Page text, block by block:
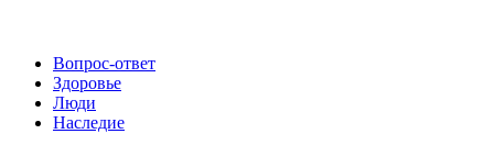
Вопрос-ответ
Здоровье
Люди
Наследие